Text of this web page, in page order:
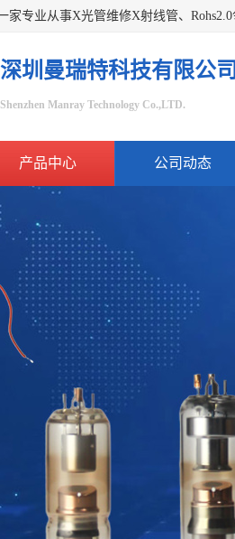
深圳曼瑞特科技有限公司
Shenzhen Manray Technology Co.,LTD.
产品中心 公司动态